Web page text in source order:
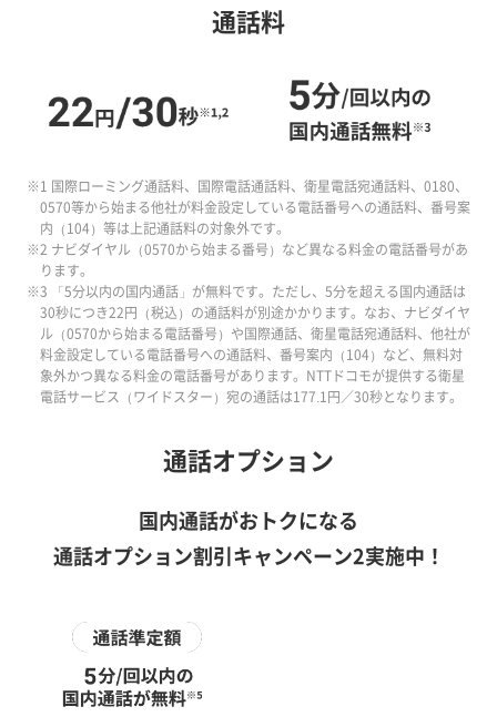
通話料
※1 国際ローミング通話料、国際電話通話料、衛星電話宛通話料、0180、
0570等から始まる他社が料金設定している電話番号への通話料、番号案
内（104）等は上記通話料の対象外です。
※2 ナビダイヤル（0570から始まる番号）など異なる料金の電話番号があ
ります。
※3 「5分以内の国内通話」が無料です。ただし、5分を超える国内通話は
30秒につき22円（税込）の通話料が別途かかります。なお、ナビダイヤ
ル（0570から始まる電話番号）や国際通話、衛星電話宛通話料、他社が
料金設定している電話番号への通話料、番号案内（104）など、無料対
象外かつ異なる料金の電話番号があります。NTTドコモが提供する衛星
電話サービス（ワイドスター）宛の通話は177.1円／30秒となります。
通話オプション
国内通話がおトクになる
通話オプション割引キャンペーン2実施中！